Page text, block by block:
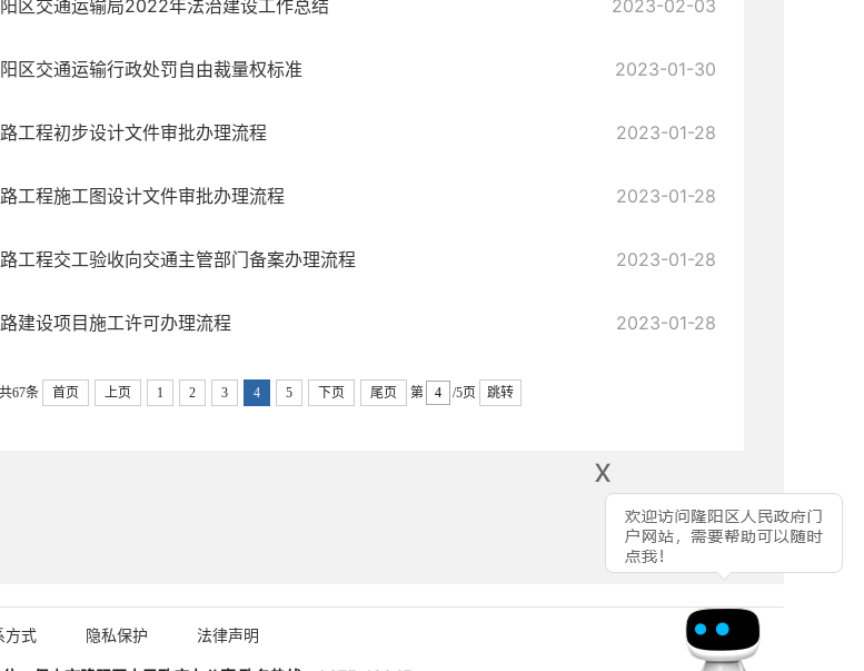
x
区交通运输局2022年法治建设工作总结 2023-02-03
区交通运输行政处罚自由裁量权标准 2023-01-30
工程初步设计文件审批办理流程 2023-01-28
工程施工图设计文件审批办理流程 2023-01-28
工程交工验收向交通主管部门备案办理流程 2023-01-28
建设项目施工许可办理流程 2023-01-28
共67条 首页 上页 1 2 3 4 5 下页 尾页 第 /5页 跳转
方式 隐私保护 法律声明